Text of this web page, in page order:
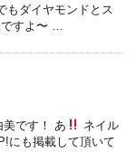
もダイヤモンドとス
すよ〜 …
です！ あ
ネイル
にも掲載して頂いて